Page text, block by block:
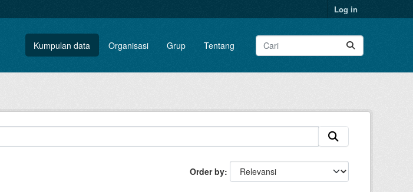
Log in
Kumpulan data Organisasi Grup Tentang
Order by